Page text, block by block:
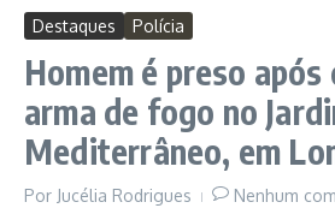
Destaques Polícia
Homem é preso
arma de fogo no
Mediterrâneo, em
Por Jucélia Rodrigues
Nenhum